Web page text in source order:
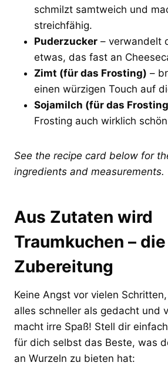
schmilzt samtweich und
streichfähig.
Puderzucker – verwandelt
etwas, das fast an
Zimt (für das Frosting) –
einen würzigen Touch auf
Sojamilch (für das
Frosting auch wirklich
See the recipe card below for
ingredients and measurements.
Aus Zutaten wird
Traumkuchen – die
Zubereitung
Keine Angst vor vielen
alles schneller als gedacht und
macht irre Spaß! Stell dir
für dich selbst das Beste, was
an Wurzeln zu bieten hat: